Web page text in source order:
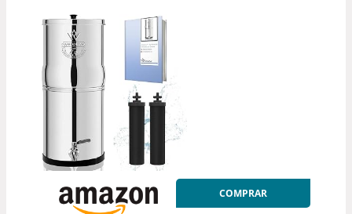
COMPRAR